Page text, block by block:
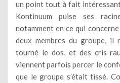
un point tout à fait
Kontinuum puise ses
notamment en ce qui
deux membres du groupe, il
tourné le dos, et des cris
viennent parfois percer le
que le groupe s’était tissé.